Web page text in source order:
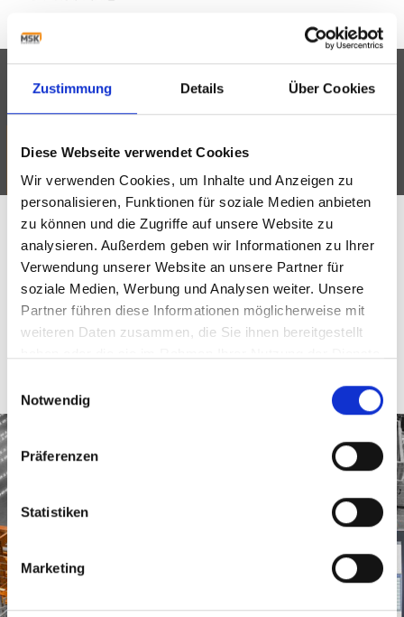
Zustimmung Details Über Cookies
Diese Webseite verwendet Cookies
Wir verwenden Cookies, um Inhalte und Anzeigen zu
personalisieren, Funktionen für soziale Medien anbieten
zu können und die Zugriffe auf unsere Website zu
analysieren. Außerdem geben wir Informationen zu Ihrer
Verwendung unserer Website an unsere Partner für
soziale Medien, Werbung und Analysen weiter. Unsere
Partner führen diese Informationen möglicherweise mit
weiteren Daten zusammen, die Sie ihnen bereitgestellt
Notwendig
Präferenzen
Statistiken
Marketing
快速而有针对性的行动可提高MSK系统的运行效率
使用 EMSY smart应用程序，无论您身在何处，都可以一直
获取最新的信息。 即使不在现场，也依然可以通过对实时
信息的了解与工厂员工一起迅速采取行动。还可以与现场同